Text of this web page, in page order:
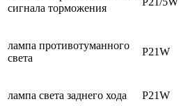
сигнала торможения
лампа противотуманного
света
P21W
лампа света заднего хода P21W